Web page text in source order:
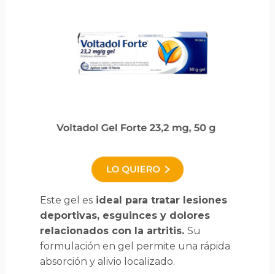
Este gel esideal para tratar lesiones
deportivas, esguinces y dolores
relacionados con la artritis. Su
formulación en gel permite una rápida
absorción y alivio localizado.